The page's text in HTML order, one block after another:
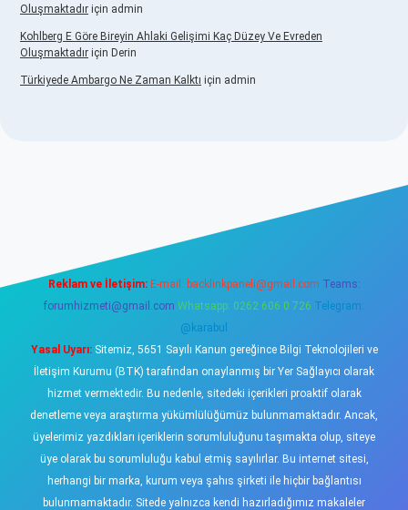
Oluşmaktadır için admin
Kohlberg E Göre Bireyin Ahlaki Gelişimi Kaç Düzey Ve Evreden
Oluşmaktadır için Derin
Türkiyede Ambargo Ne Zaman Kalktı için admin
Reklam ve İletişim: E-mail: backlinkpaneli@gmail.com Teams:
forumhizmeti@gmail.com Whatsapp: 0262 606 0 726 Telegram:
@karabul
Yasal Uyarı:Sitemiz, 5651 Sayılı Kanun gereğince Bilgi Teknolojileri ve
İletişim Kurumu (BTK) tarafından onaylanmış bir Yer Sağlayıcı olarak
hizmet vermektedir. Bu nedenle, sitedeki içerikleri proaktif olarak
denetleme veya araştırma yükümlülüğümüz bulunmamaktadır. Ancak,
üyelerimiz yazdıkları içeriklerin sorumluluğunu taşımakta olup, siteye
üye olarak bu sorumluluğu kabul etmiş sayılırlar. Bu internet sitesi,
herhangi bir marka, kurum veya şahıs şirketi ile hiçbir bağlantısı
bulunmamaktadır. Sitede yalnızca kendi hazırladığımız makaleler